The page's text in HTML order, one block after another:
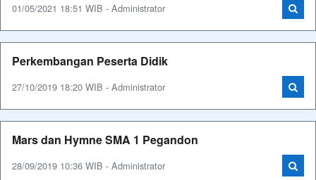
01/05/2021 18:51 WIB - Administrator
Perkembangan Peserta Didik
27/10/2019 18:20 WIB - Administrator
Mars dan Hymne SMA 1 Pegandon
28/09/2019 10:36 WIB - Administrator